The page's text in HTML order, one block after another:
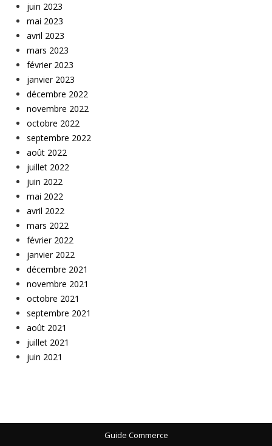
juin 2023
mai 2023
avril 2023
mars 2023
février 2023
janvier 2023
décembre 2022
novembre 2022
octobre 2022
septembre 2022
août 2022
juillet 2022
juin 2022
mai 2022
avril 2022
mars 2022
février 2022
janvier 2022
décembre 2021
novembre 2021
octobre 2021
septembre 2021
août 2021
juillet 2021
juin 2021
Guide Commerce